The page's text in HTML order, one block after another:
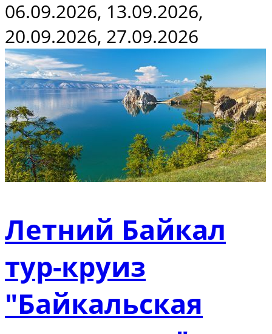
06.09.2026, 13.09.2026,
20.09.2026, 27.09.2026
Летний Байкал
тур-круиз
"Байкальская